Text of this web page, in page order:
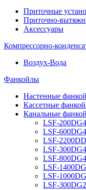
Приточные
Приточно-
Аксессуары
Компрессорно-
Воздух-Вода
Фанкойлы
Настенные
Кассетные
Канальные
LSF-
LSF-
LSF-
LSF-
LSF-
LSF-
LSF-
LSF-